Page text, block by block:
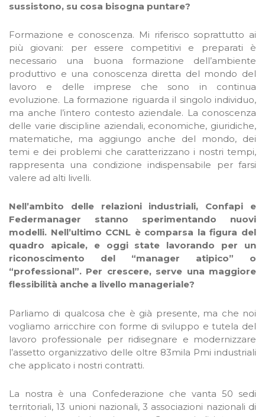
sussistono, su cosa bisogna puntare?
Formazione e conoscenza. Mi riferisco soprattutto ai
più giovani: per essere competitivi e preparati è
necessario una buona formazione dell’ambiente
produttivo e una conoscenza diretta del mondo del
lavoro e delle imprese che sono in continua
evoluzione. La formazione riguarda il singolo individuo,
ma anche l’intero contesto aziendale. La conoscenza
delle varie discipline aziendali, economiche, giuridiche,
matematiche, ma aggiungo anche del mondo, dei
temi e dei problemi che caratterizzano i nostri tempi,
rappresenta una condizione indispensabile per farsi
valere ad alti livelli.
Nell’ambito delle relazioni industriali, Confapi e
Federmanager stanno sperimentando nuovi
modelli. Nell’ultimo CCNL è comparsa la figura del
quadro apicale, e oggi state lavorando per un
riconoscimento del “manager atipico” o
“professional”. Per crescere, serve una maggiore
flessibilità anche a livello manageriale?
Parliamo di qualcosa che è già presente, ma che noi
vogliamo arricchire con forme di sviluppo e tutela del
lavoro professionale per ridisegnare e modernizzare
l’assetto organizzativo delle oltre 83mila Pmi industriali
che applicato i nostri contratti.
La nostra è una Confederazione che vanta 50 sedi
territoriali, 13 unioni nazionali, 3 associazioni nazionali di